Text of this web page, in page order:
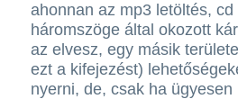
ahonnan az mp3 letöltés,
háromszöge által okozott
az elvesz, egy másik
ezt a kifejezést)
nyerni, de, csak ha ügyesen